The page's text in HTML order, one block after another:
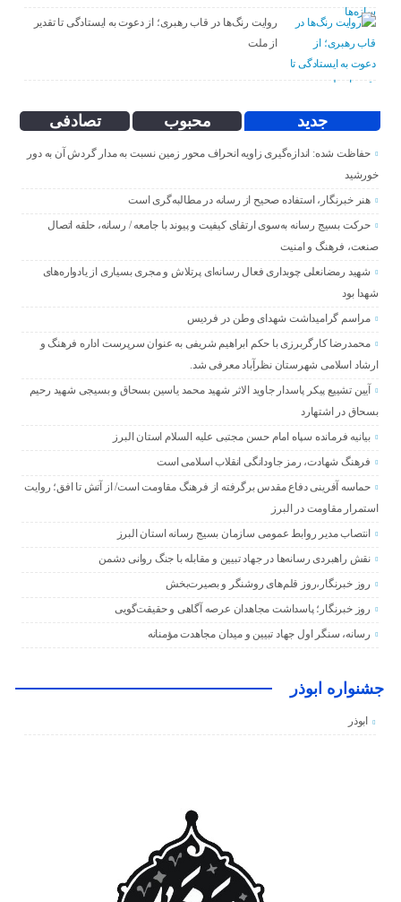
روایت رنگ‌ها در قاب رهبری؛ از دعوت به ایستادگی تا تقدیر
از ملت
جدید محبوب تصادفی
حفاظت شده: اندازه‌گیری زاویه انحراف محور زمین نسبت به مدار گردش آن به دور
خورشید
هنر خبرنگار، استفاده صحیح از رسانه در مطالبه‌گری است
حرکت بسیج رسانه به‌سوی ارتقای کیفیت و پیوند با جامعه / رسانه، حلقه اتصال
صنعت، فرهنگ و امنیت
شهید رمضانعلی چوبداری فعال رسانه‌ای پرتلاش و مجری بسیاری از یادواره‌های
شهدا بود
مراسم گرامیداشت شهدای وطن در فردیس
محمدرضا کارگربرزی با حکم ابراهیم شریفی به عنوان سرپرست اداره فرهنگ و
ارشاد اسلامی شهرستان نظرآباد معرفی شد.
آیین تشییع پیکر پاسدار جاوید الاثر شهید محمد یاسین بسحاق و بسیجی شهید رحیم
بسحاق در اشتهارد
بیانیه فرمانده سپاه امام حسن مجتبی علیه السلام استان البرز
فرهنگ شهادت، رمز جاودانگی انقلاب اسلامی است
حماسه آفرینی دفاع مقدس برگرفته از فرهنگ مقاومت است/ از آتش تا افق؛ روایت
استمرار مقاومت در البرز
انتصاب مدیر روابط عمومی سازمان بسیج رسانه استان البرز
نقش راهبردی رسانه‌ها در جهاد تبیین و مقابله با جنگ روانی دشمن
روز خبرنگار،روز قلم‌های روشنگر و بصیرت‌بخش
روز خبرنگار؛ پاسداشت مجاهدان عرصه آگاهی و حقیقت‌گویی
رسانه، سنگر اول جهاد تبیین و میدان مجاهدت مؤمنانه
جشنواره ابوذر
ابوذر